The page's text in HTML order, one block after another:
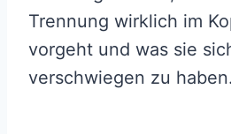
Trennung wirklich im
vorgeht und was sie
verschwiegen zu haben.